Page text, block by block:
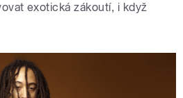
exotická zákoutí, i když